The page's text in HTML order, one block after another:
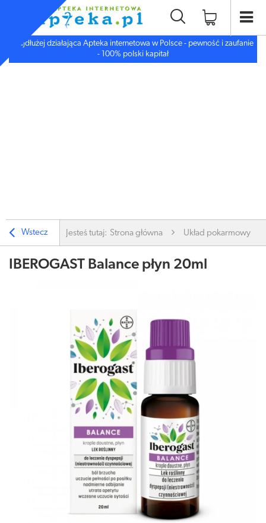
Najdłużej działająca Apteka internetowa w Polsce - pewność i zaufanie
- 100% polski kapitał
Wstecz Jesteś tutaj: Strona główna Układ pokarmowy
IBEROGAST Balance płyn 20ml